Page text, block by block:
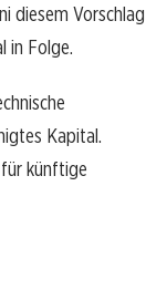
diesem Vorschlag
in Folge.
Kapital.
künftige